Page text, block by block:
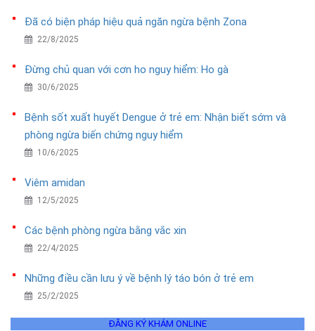
Đã có biện pháp hiệu quả ngăn ngừa bệnh Zona
22/8/2025
Đừng chủ quan với cơn ho nguy hiểm: Ho gà
30/6/2025
Bệnh sốt xuất huyết Dengue ở trẻ em: Nhận biết sớm và
phòng ngừa biến chứng nguy hiểm
10/6/2025
Viêm amidan
12/5/2025
Các bệnh phòng ngừa bằng vắc xin
22/4/2025
Những điều cần lưu ý về bệnh lý táo bón ở trẻ em
25/2/2025
ĐĂNG KÝ KHÁM ONLINE